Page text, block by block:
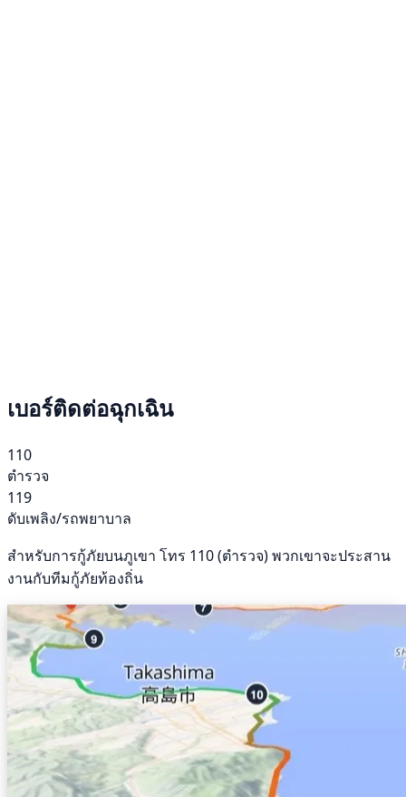
เบอร์ติดต่อฉุกเฉิน
110
ตำรวจ
119
ดับเพลิง/รถพยาบาล
สำหรับการกู้ภัยบนภูเขา โทร 110 (ตำรวจ) พวกเขาจะประสาน
งานกับทีมกู้ภัยท้องถิ่น